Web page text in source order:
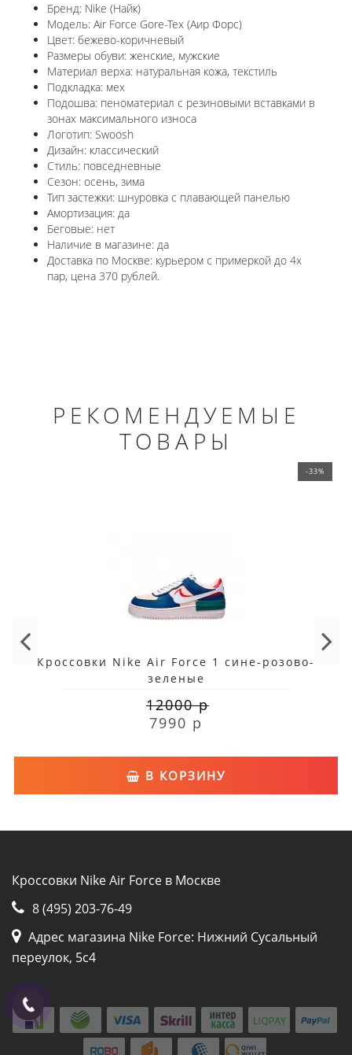
Бренд: Nike (Найк)
Модель: Air Force Gore-Tex (Аир Форс)
Цвет: бежево-коричневый
Размеры обуви: женские, мужские
Материал верха: натуральная кожа, текстиль
Подкладка: мех
Подошва: пеноматериал с резиновыми вставками в
зонах максимального износа
Логотип: Swoosh
Дизайн: классический
Стиль: повседневные
Сезон: осень, зима
Тип застежки: шнуровка с плавающей панелью
Амортизация: да
Беговые: нет
Наличие в магазине: да
Доставка по Москве: курьером с примеркой до 4х
пар, цена 370 рублей.
РЕКОМЕНДУЕМЫЕ
ТОВАРЫ
-33%
Кроссовки Nike Air Force 1 сине-розово-
зеленые
12000 р
7990 р
В КОРЗИНУ
Кроссовки Nike Air Force в Москве
8 (495) 203-76-49
Адрес магазина Nike Force: Нижний Сусальный
переулок, 5с4